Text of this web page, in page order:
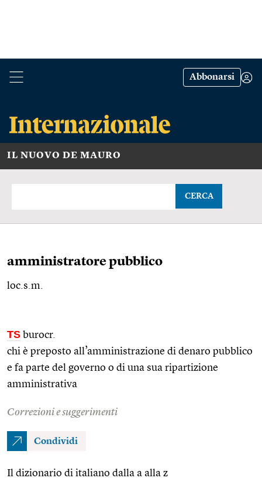
Abbonarsi
IL NUOVO DE MAURO
CERCA
amministratore pubblico
loc.s.m.
TS burocr.
chi è preposto all’amministrazione di denaro pubblico
e fa parte del governo o di una sua ripartizione
amministrativa
Correzioni e suggerimenti
Condividi
Il dizionario di italiano dalla a alla z